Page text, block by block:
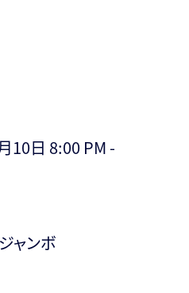
10日 8:00 PM -
ャンボ